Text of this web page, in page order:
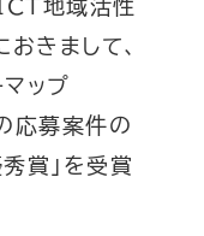
地域活性
きまして、
ップ
募案件の
賞」を受賞